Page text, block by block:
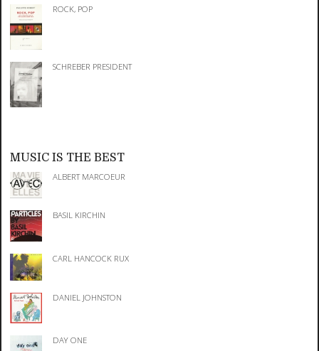
ROCK, POP
SCHREBER PRESIDENT
MUSIC IS THE BEST
ALBERT MARCOEUR
BASIL KIRCHIN
CARL HANCOCK RUX
DANIEL JOHNSTON
DAY ONE